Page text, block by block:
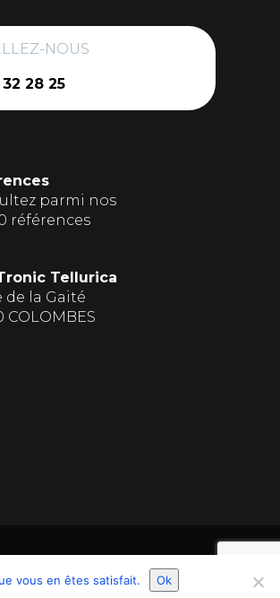
NOUS
32 28 25
parmi nos
références
Tellurica
de la Gaité
COLOMBES
TOUS DROITS RESERVES .
vous en êtes satisfait. Ok